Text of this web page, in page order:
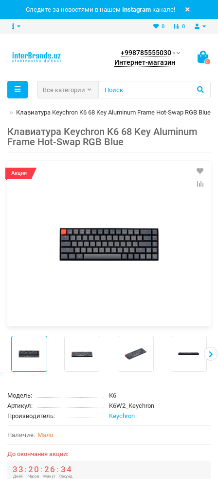
Следите за новостями в нашем Instagram канале!
0
0
+998785555030 -
Интернет-магазин
0
Все категории
Клавиатура Keychron K6 68 Key Aluminum Frame Hot-Swap RGB Blue
Клавиатура Keychron K6 68 Key Aluminum
Frame Hot-Swap RGB Blue
Акция
Модель:
K6
Артикул:
K6W2_Keychron
Производитель:
Keychron
Мало
До окончания акции:
33
Дней
: 2 0
Часов
: 2 6
Минут
: 34
Секунд